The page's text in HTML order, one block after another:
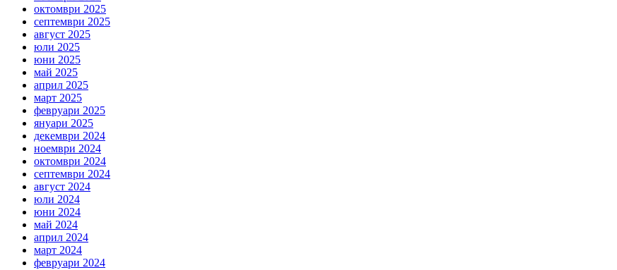
октомври 2025
септември 2025
август 2025
юли 2025
юни 2025
май 2025
април 2025
март 2025
февруари 2025
януари 2025
декември 2024
ноември 2024
октомври 2024
септември 2024
август 2024
юли 2024
юни 2024
май 2024
април 2024
март 2024
февруари 2024